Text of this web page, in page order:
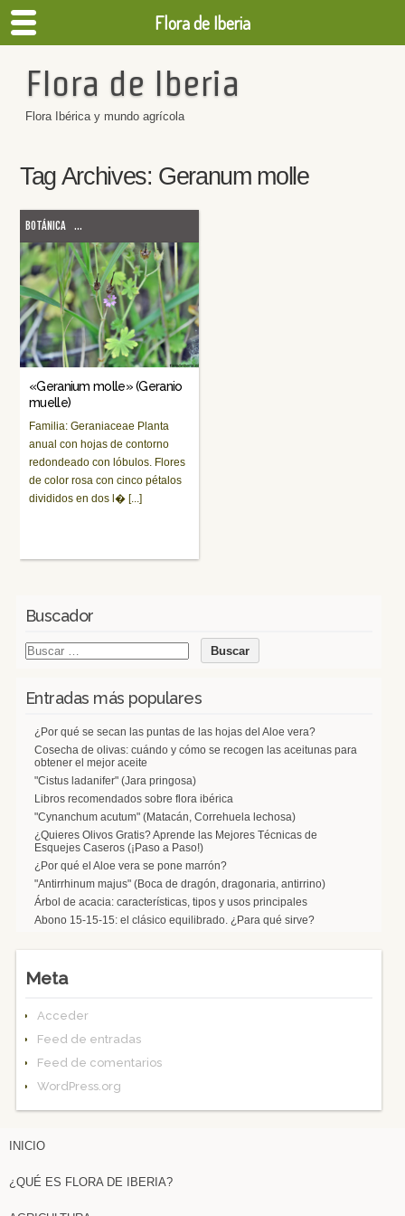
Flora de Iberia
Flora Ibérica y mundo agrícola
Tag Archives: Geranum molle
BOTÁNICA ...
«Geranium molle» (Geranio
muelle)
Familia: Geraniaceae Planta
anual con hojas de contorno
redondeado con lóbulos. Flores
de color rosa con cinco pétalos
divididos en dos l� [...]
Buscador
Entradas más populares
¿Por qué se secan las puntas de las hojas del Aloe vera?
Cosecha de olivas: cuándo y cómo se recogen las aceitunas para
obtener el mejor aceite
"Cistus ladanifer" (Jara pringosa)
Libros recomendados sobre flora ibérica
"Cynanchum acutum" (Matacán, Correhuela lechosa)
¿Quieres Olivos Gratis? Aprende las Mejores Técnicas de
Esquejes Caseros (¡Paso a Paso!)
¿Por qué el Aloe vera se pone marrón?
"Antirrhinum majus" (Boca de dragón, dragonaria, antirrino)
Árbol de acacia: características, tipos y usos principales
Abono 15-15-15: el clásico equilibrado. ¿Para qué sirve?
Meta
Acceder
Feed de entradas
Feed de comentarios
WordPress.org
INICIO
¿QUÉ ES FLORA DE IBERIA?
Flora de Iberia